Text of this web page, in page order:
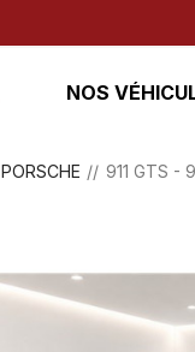
NOS
PORSCHE 911 GTS -